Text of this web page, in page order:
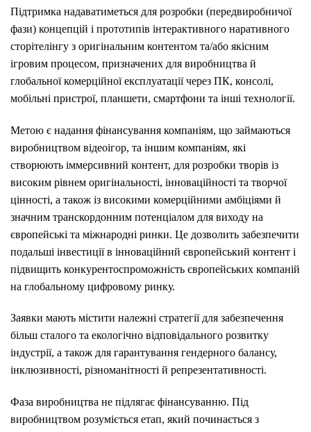
Підтримка надаватиметься для розробки (передвиробничої
фази) концепцій і прототипів інтерактивного наративного
сторітелінгу з оригінальним контентом та/або якісним
ігровим процесом, призначених для виробництва й
глобальної комерційної експлуатації через ПК, консолі,
мобільні пристрої, планшети, смартфони та інші технології.
Метою є надання фінансування компаніям, що займаються
виробництвом відеоігор, та іншим компаніям, які
створюють іммерсивний контент, для розробки творів із
високим рівнем оригінальності, інноваційності та творчої
цінності, а також із високими комерційними амбіціями й
значним транскордонним потенціалом для виходу на
європейські та міжнародні ринки. Це дозволить забезпечити
подальші інвестиції в інноваційний європейський контент і
підвищить конкурентоспроможність європейських компаній
на глобальному цифровому ринку.
Заявки мають містити належні стратегії для забезпечення
більш сталого та екологічно відповідального розвитку
індустрії, а також для гарантування гендерного балансу,
інклюзивності, різноманітності й репрезентативності.
Фаза виробництва не підлягає фінансуванню. Під
виробництвом розуміється етап, який починається з